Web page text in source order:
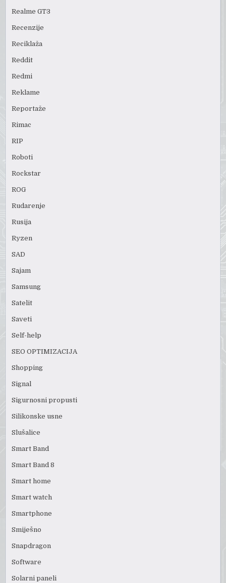
Realme GT3
Recenzije
Reciklaža
Reddit
Redmi
Reklame
Reportaže
Rimac
RIP
Roboti
Rockstar
ROG
Rudarenje
Rusija
Ryzen
SAD
Sajam
Samsung
Satelit
Saveti
Self-help
SEO OPTIMIZACIJA
Shopping
Signal
Sigurnosni propusti
Silikonske usne
Slušalice
Smart Band
Smart Band 8
Smart home
Smart watch
Smartphone
Smiješno
Snapdragon
Software
Solarni paneli